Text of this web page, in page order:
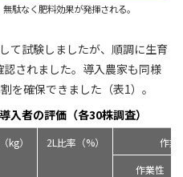
駄なく肥料効果が発揮される。
て試験しましたが、順調に生育
されました。導入農家も同様
を確保できました（表1）。
入者の評価（各30株調査）
kg） 2L比率（%）
作業
作業性